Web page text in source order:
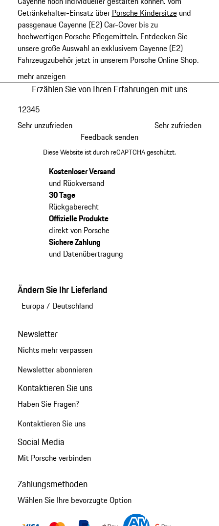
Getränkehalter-Einsatz über Porsche Kindersitzeund
passgenaue Cayenne (E2) Car-Cover bis zu
hochwertigen Porsche Pflegemitteln. Entdecken Sie
unsere große Auswahl an exklusivem Cayenne (E2)
Fahrzeugzubehör jetzt in unserem Porsche Online Shop.
mehr anzeigen
Erzählen Sie von Ihren Erfahrungen mit uns
Sehr unzufrieden
12345
Sehr zufrieden
Feedback senden
Diese Website ist durch reCAPTCHA geschützt.
Kostenloser Versand
und Rückversand
30 Tage
Rückgaberecht
Offizielle Produkte
direkt von Porsche
Sichere Zahlung
und Datenübertragung
Ändern Sie Ihr Lieferland
Europa / Deutschland
Newsletter
Nichts mehr verpassen
Newsletter abonnieren
Kontaktieren Sie uns
Haben Sie Fragen?
Kontaktieren Sie uns
Social Media
Mit Porsche verbinden
Zahlungsmethoden
Wählen Sie Ihre bevorzugte Option